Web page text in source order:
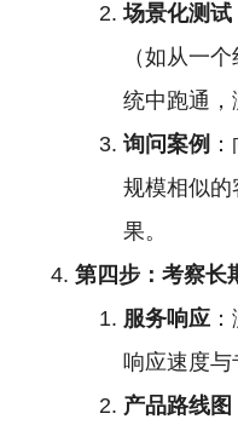
场景化测试
（如从一
统中跑通，
询问案例
规模相似
果。
第四步：考察长
服务响应
响应速度与
产品路线图